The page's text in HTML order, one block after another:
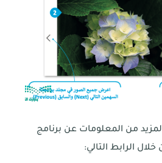
من المعلومات عن برنامج
الرابط التالي: